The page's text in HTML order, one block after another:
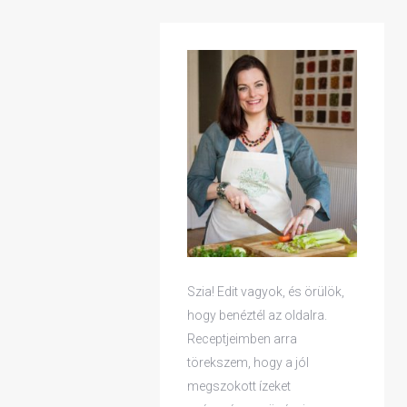
Szia! Edit vagyok, és örülök,
hogy benéztél az oldalra.
Receptjeimben arra
törekszem, hogy a jól
megszokott ízeket